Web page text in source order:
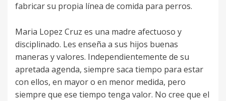
fabricar su propia línea de comida para perros.
Maria Lopez Cruz es una madre afectuoso y
disciplinado. Les enseña a sus hijos buenas
maneras y valores. Independientemente de su
apretada agenda, siempre saca tiempo para estar
con ellos, en mayor o en menor medida, pero
siempre que ese tiempo tenga valor. No cree que el